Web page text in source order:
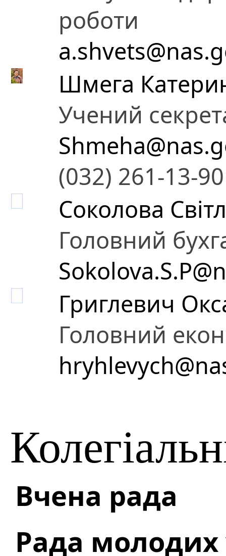
роботи
Шмега
Учений
(032) 261-13-90
Соколова
Головний
Григлевич
Головний
Вчена рада
Рада молодих